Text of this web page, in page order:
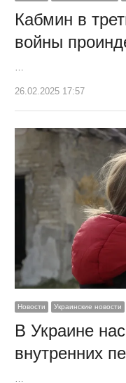
Кабмин в
войны
26.02.2025 17:57
Новости Украинские новости
В Украине
внутренних
…